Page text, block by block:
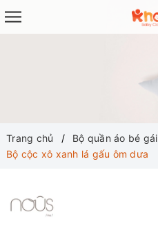
Trang chủ
Bộ quần áo bé gái
Bộ cộc xô xanh lá gấu ôm dưa